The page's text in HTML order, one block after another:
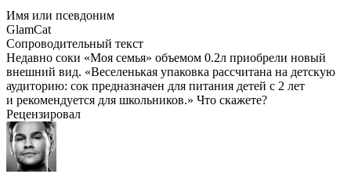
Имя или псевдоним
GlamCat
Сопроводительный текст
Недавно соки «Моя семья» объемом 0.2л приобрели новый
внешний вид. «Веселенькая упаковка рассчитана на детскую
аудиторию: сок предназначен для питания детей с 2 лет
и рекомендуется для школьников.» Что скажете?
Рецензировал